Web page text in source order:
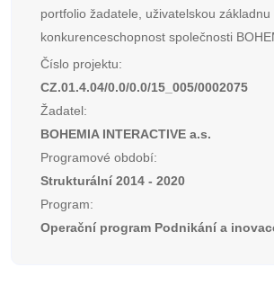
portfolio žadatele, uživatelskou
konkurenceschopnost společnosti
Číslo projektu:
CZ.01.4.04/0.0/0.0/15_005/0002075
Žadatel:
BOHEMIA INTERACTIVE a.s.
Programové období:
Strukturální 2014 - 2020
Program:
Operační program Podnikání a